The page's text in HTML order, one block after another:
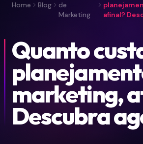
Home Blog
de
Marketing
afinal?
Quanto
marketing,
Descubra